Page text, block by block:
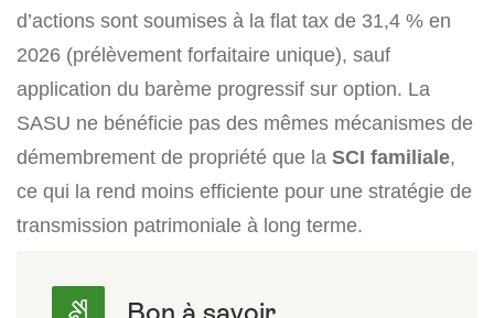
d’actions sont soumises à la flat tax de 31,4 % en
2026 (prélèvement forfaitaire unique), sauf
application du barème progressif sur option. La
SASU ne bénéficie pas des mêmes mécanismes de
démembrement de propriété que la SCI familiale,
ce qui la rend moins efficiente pour une stratégie de
transmission patrimoniale à long terme.